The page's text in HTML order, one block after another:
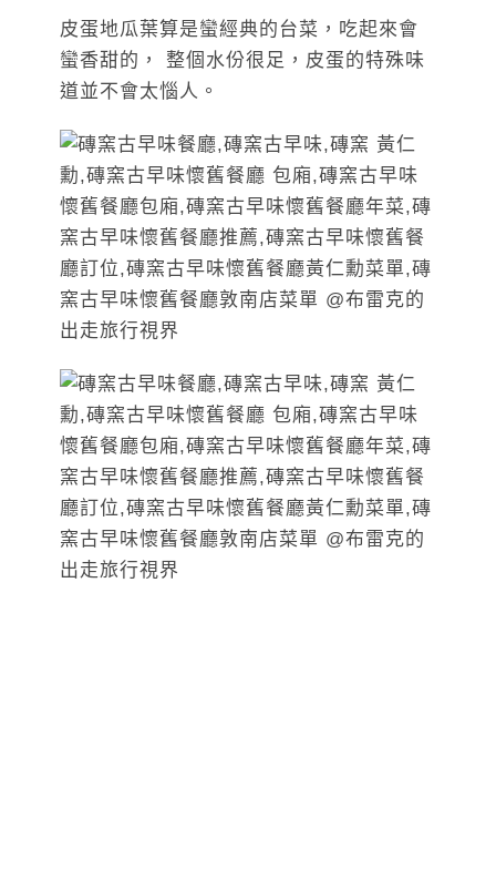
皮蛋地瓜葉算是蠻經典的台菜，吃起來會
蠻香甜的， 整個水份很足，皮蛋的特殊味
道並不會太惱人。